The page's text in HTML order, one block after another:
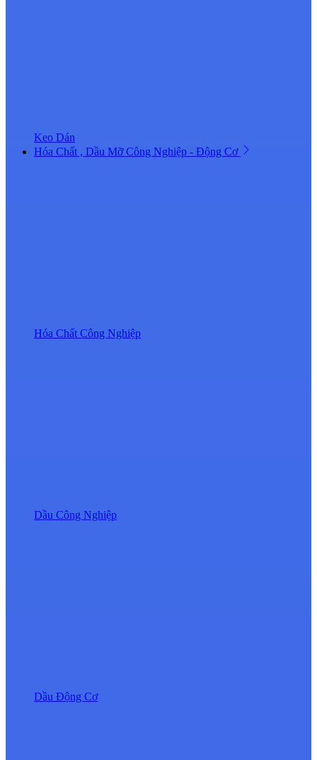
Keo Dán
Hóa Chất , Dầu Mỡ Công Nghiệp - Động Cơ
Hóa Chất Công Nghiệp
Dầu Công Nghiệp
Dầu Động Cơ